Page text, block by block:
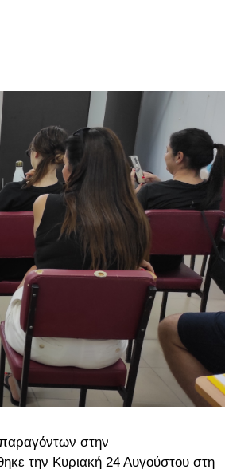
στην
την Κυριακή 24 Αυγούστου στη